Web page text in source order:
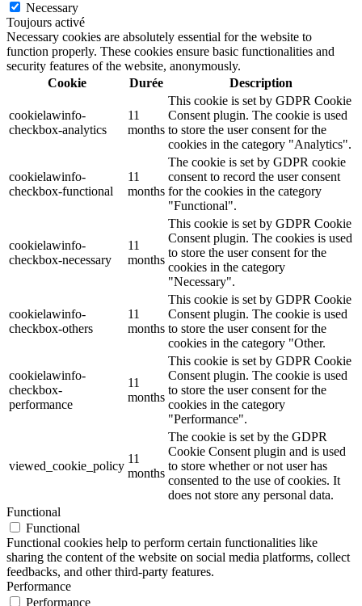
Necessary
Toujours activé
Necessary cookies are absolutely essential for the website to
function properly. These cookies ensure basic functionalities and
security features of the website, anonymously.
Cookie
Durée Description
cookielawinfo-
checkbox-analytics
11
months
This cookie is set by GDPR Cookie
Consent plugin. The cookie is used
to store the user consent for the
cookies in the category "Analytics".
cookielawinfo-
checkbox-functional
11
months
The cookie is set by GDPR cookie
consent to record the user consent
for the cookies in the category
"Functional".
cookielawinfo-
checkbox-necessary
11
months
This cookie is set by GDPR Cookie
Consent plugin. The cookies is used
to store the user consent for the
cookies in the category
"Necessary".
cookielawinfo-
checkbox-others
11
months
This cookie is set by GDPR Cookie
Consent plugin. The cookie is used
to store the user consent for the
cookies in the category "Other.
cookielawinfo-
checkbox-
performance
11
months
This cookie is set by GDPR Cookie
Consent plugin. The cookie is used
to store the user consent for the
cookies in the category
"Performance".
viewed_cookie_policy
11
months
The cookie is set by the GDPR
Cookie Consent plugin and is used
to store whether or not user has
consented to the use of cookies. It
does not store any personal data.
Functional
Functional
Functional cookies help to perform certain functionalities like
sharing the content of the website on social media platforms, collect
feedbacks, and other third-party features.
Performance
Performance